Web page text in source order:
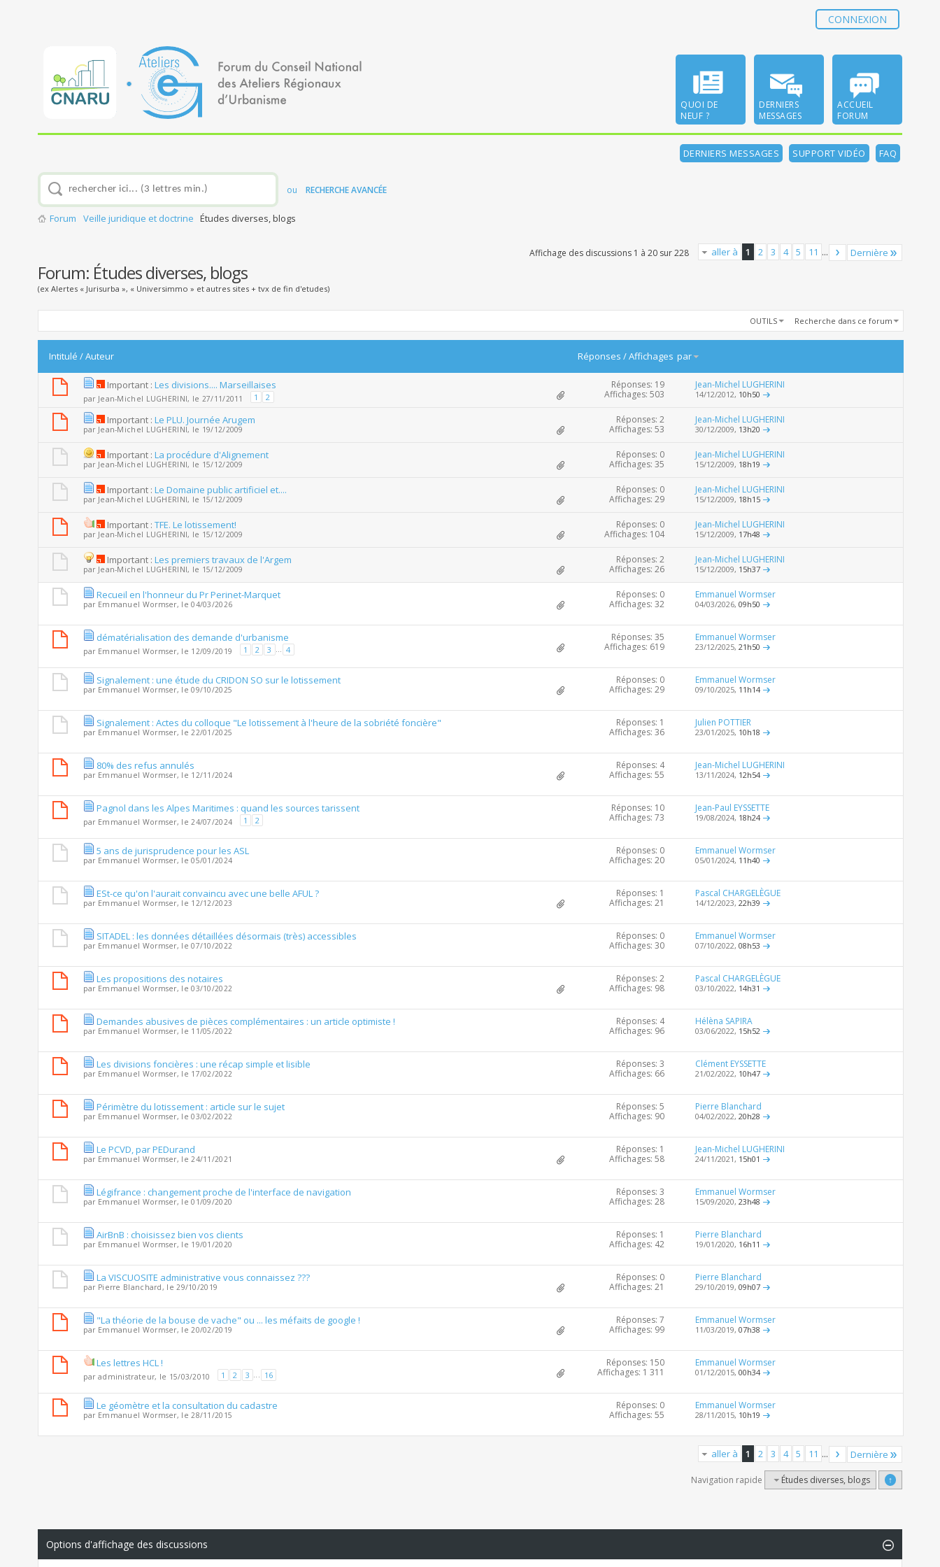
CONNEXION
QUOI DE
NEUF ?
DERNIERS
MESSAGES
ACCUEIL
FORUM
DERNIERS MESSAGES SUPPORT VIDÉO FAQ
ou RECHERCHE AVANCÉE
Forum Veille juridique et doctrine Études diverses, blogs
aller à 1 2 3 4 5 11 ... Dernière
Affichage des discussions 1 à 20 sur 228
Forum: Études diverses, blogs
(ex Alertes « Jurisurba », « Universimmo » et autres sites + tvx de fin d'etudes)
OUTILS Recherche dans ce forum
Intitulé /Auteur Réponses /Affichages par
Important : Les divisions.... Marseillaises
par Jean-Michel LUGHERINI, le 27/11/2011 1 2
Réponses: 19
Affichages: 503
Jean-Michel LUGHERINI
14/12/2012, 10h50
Important : Le PLU. Journée Arugem
par Jean-Michel LUGHERINI, le 19/12/2009
Réponses: 2
Affichages: 53
Jean-Michel LUGHERINI
30/12/2009, 13h20
Important : La procédure d'Alignement
par Jean-Michel LUGHERINI, le 15/12/2009
Réponses: 0
Affichages: 35
Jean-Michel LUGHERINI
15/12/2009, 18h19
Important : Le Domaine public artificiel et....
par Jean-Michel LUGHERINI, le 15/12/2009
Réponses: 0
Affichages: 29
Jean-Michel LUGHERINI
15/12/2009, 18h15
Important : TFE. Le lotissement!
par Jean-Michel LUGHERINI, le 15/12/2009
Réponses: 0
Affichages: 104
Jean-Michel LUGHERINI
15/12/2009, 17h48
Important : Les premiers travaux de l'Argem
par Jean-Michel LUGHERINI, le 15/12/2009
Réponses: 2
Affichages: 26
Jean-Michel LUGHERINI
15/12/2009, 15h37
Recueil en l'honneur du Pr Perinet-Marquet
par Emmanuel Wormser, le 04/03/2026
Réponses: 0
Affichages: 32
Emmanuel Wormser
04/03/2026,09h50
dématérialisation des demande d'urbanisme
par Emmanuel Wormser, le 12/09/2019 1 2 3 ... 4
Réponses: 35
Affichages: 619
Emmanuel Wormser
23/12/2025,21h50
Signalement : une étude du CRIDON SO sur le lotissement
par Emmanuel Wormser, le 09/10/2025
Réponses: 0
Affichages: 29
Emmanuel Wormser
09/10/2025, 11h14
Signalement : Actes du colloque "Le lotissement à l'heure de la sobriété foncière"
par Emmanuel Wormser, le 22/01/2025
Réponses: 1
Affichages: 36
Julien POTTIER
23/01/2025, 10h18
80% des refus annulés
par Emmanuel Wormser, le 12/11/2024
Réponses: 4
Affichages: 55
Jean-Michel LUGHERINI
13/11/2024, 12h54
Pagnol dans les Alpes Maritimes : quand les sources tarissent
par Emmanuel Wormser, le 24/07/2024 1 2
Réponses: 10
Affichages: 73
Jean-Paul EYSSETTE
19/08/2024, 18h24
5 ans de jurisprudence pour les ASL
par Emmanuel Wormser, le 05/01/2024
Réponses: 0
Affichages: 20
Emmanuel Wormser
05/01/2024, 11h40
ESt-ce qu'on l'aurait convaincu avec une belle AFUL ?
par Emmanuel Wormser, le 12/12/2023
Réponses: 1
Affichages: 21
Pascal CHARGELÈGUE
14/12/2023,22h39
SITADEL : les données détaillées désormais (très) accessibles
par Emmanuel Wormser, le 07/10/2022
Réponses: 0
Affichages: 30
Emmanuel Wormser
07/10/2022,08h53
Les propositions des notaires
par Emmanuel Wormser, le 03/10/2022
Réponses: 2
Affichages: 98
Pascal CHARGELÈGUE
03/10/2022, 14h31
Demandes abusives de pièces complémentaires : un article optimiste !
par Emmanuel Wormser, le 11/05/2022
Réponses: 4
Affichages: 96
Hélèna SAPIRA
03/06/2022, 15h52
Les divisions foncières : une récap simple et lisible
par Emmanuel Wormser, le 17/02/2022
Réponses: 3
Affichages: 66
Clément EYSSETTE
21/02/2022, 10h47
Périmètre du lotissement : article sur le sujet
par Emmanuel Wormser, le 03/02/2022
Réponses: 5
Affichages: 90
Pierre Blanchard
04/02/2022,20h28
Le PCVD, par PEDurand
par Emmanuel Wormser, le 24/11/2021
Réponses: 1
Affichages: 58
Jean-Michel LUGHERINI
24/11/2021, 15h01
Légifrance : changement proche de l'interface de navigation
par Emmanuel Wormser, le 01/09/2020
Réponses: 3
Affichages: 28
Emmanuel Wormser
15/09/2020,23h48
AirBnB : choisissez bien vos clients
par Emmanuel Wormser, le 19/01/2020
Réponses: 1
Affichages: 42
Pierre Blanchard
19/01/2020, 16h11
La VISCUOSITE administrative vous connaissez ???
par Pierre Blanchard, le 29/10/2019
Réponses: 0
Affichages: 21
Pierre Blanchard
29/10/2019,09h07
"La théorie de la bouse de vache" ou ... les méfaits de google !
par Emmanuel Wormser, le 20/02/2019
Réponses: 7
Affichages: 99
Emmanuel Wormser
11/03/2019,07h38
Les lettres HCL !
par administrateur, le 15/03/2010 1 2 3 ... 16
Réponses: 150
Affichages: 1 311
Emmanuel Wormser
01/12/2015,00h34
Le géomètre et la consultation du cadastre
par Emmanuel Wormser, le 28/11/2015
Réponses: 0
Affichages: 55
Emmanuel Wormser
28/11/2015, 10h19
aller à 1 2 3 4 5 11 ... Dernière
Navigation rapide Études diverses, blogs ↑
Options d'affichage des discussions